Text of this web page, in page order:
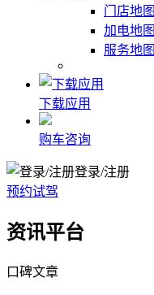
门店地图
加电地图
服务地图
下载应用
购车咨询
登录/注册
预约试驾
资讯平台
口碑文章